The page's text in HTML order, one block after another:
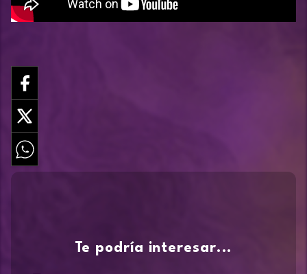
Te podría interesar...